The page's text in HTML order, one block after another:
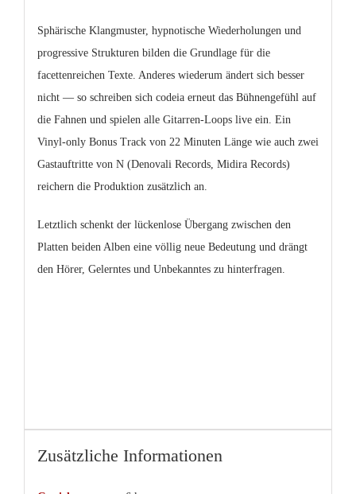
Sphärische Klangmuster, hypnotische Wiederholungen und
progressive Strukturen bilden die Grundlage für die
facettenreichen Texte. Anderes wiederum ändert sich besser
nicht — so schreiben sich codeia erneut das Bühnengefühl auf
die Fahnen und spielen alle Gitarren-Loops live ein. Ein
Vinyl-only Bonus Track von 22 Minuten Länge wie auch zwei
Gastauftritte von N (Denovali Records, Midira Records)
reichern die Produktion zusätzlich an.
Letztlich schenkt der lückenlose Übergang zwischen den
Platten beiden Alben eine völlig neue Bedeutung und drängt
den Hörer, Gelerntes und Unbekanntes zu hinterfragen.
Zusätzliche Informationen